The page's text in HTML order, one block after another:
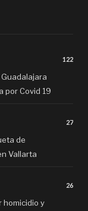
122
por Covid 19
27
de
Vallarta
26
homicidio y